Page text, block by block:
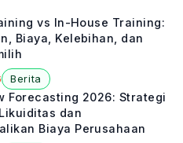
vs In-House Training:
Biaya, Kelebihan, dan
Berita
Forecasting 2026: Strategi
dan
Biaya Perusahaan